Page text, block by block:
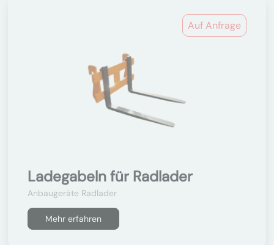
Auf Anfrage
Ladegabeln für Radlader
Anbaugeräte Radlader
Mehr erfahren